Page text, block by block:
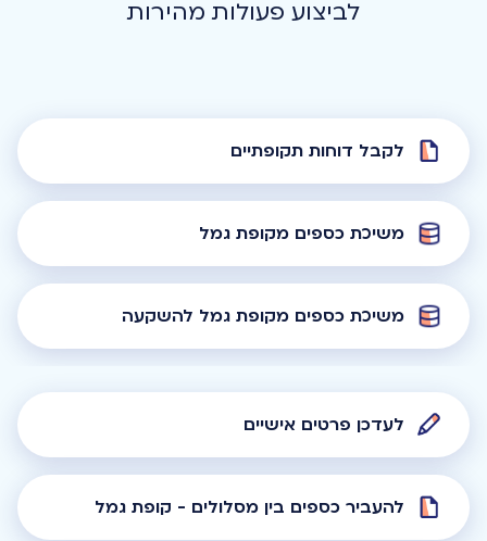
לקבל דוחות תקופתיים
משיכת כספים מקופת גמל
משיכת כספים מקופת גמל להשקעה
לעדכן פרטים אישיים
להעביר כספים בין מסלולים - קופת גמל